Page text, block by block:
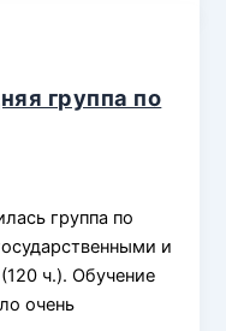
группа по
группа по
и
ч.). Обучение
очень